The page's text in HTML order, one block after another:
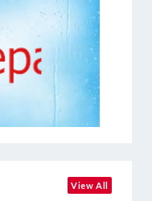
View All